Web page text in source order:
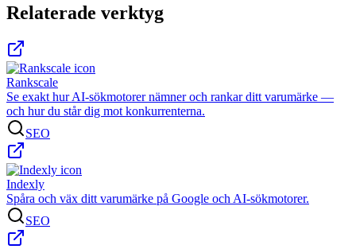
Relaterade verktyg
Rankscale
Se exakt hur AI-sökmotorer nämner och rankar ditt varumärke —
och hur du står dig mot konkurrenterna.
SEO
Indexly
Spåra och väx ditt varumärke på Google och AI-sökmotorer.
SEO